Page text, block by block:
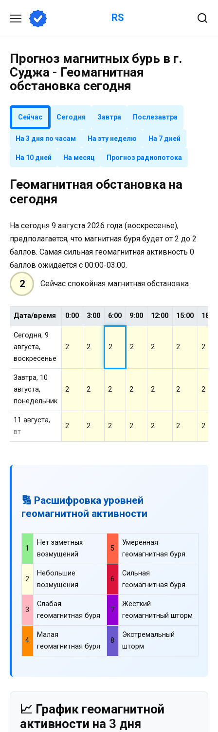
содержанию
RS
Прогноз магнитных бурь в г.
Суджа - Геомагнитная
обстановка сегодня
Сейчас Сегодня Завтра Послезавтра
На 3 дня по часам На эту неделю На 7 дней
На 10 дней На месяц Прогноз радиопотока
Геомагнитная обстановка на
сегодня
На сегодня 9 августа 2026 года (воскресенье),
предполагается, что магнитная буря будет от 2 до 2
баллов. Самая сильная геомагнитная активность 0
баллов ожидается с 00:00-03:00.
2 Сейчас спокойная магнитная обстановка
Дата/время 0:00 3:00 6:00 9:00 12:00 15:00
Сегодня, 9
августа,
воскресенье
2 2 2 2 2 2 2
Завтра, 10
августа,
понедельник
2 2 2 2 2 2 2
11 августа,
вт
2 2 2 2 2 2 2
🔢 Расшифровка уровней
геомагнитной активности
1
Нет заметных
возмущений
5
Умеренная
геомагнитная буря
2
Небольшие
возмущения
6
Сильная
геомагнитная буря
3
Слабая
геомагнитная буря
7
Жесткий
геомагнитный шторм
4
Малая
геомагнитная буря
8
Экстремальный
шторм
📈 График геомагнитной
активности на 3 дня